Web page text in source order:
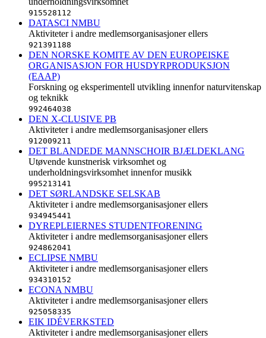
915528112
DATASCI NMBU
Aktiviteter i andre medlemsorganisasjoner ellers
921391188
DEN NORSKE KOMITE AV DEN EUROPEISKE
ORGANISASJON FOR HUSDYRPRODUKSJON
(EAAP)
Forskning og eksperimentell utvikling innenfor naturvitenskap
og teknikk
992464038
DEN X-CLUSIVE PB
Aktiviteter i andre medlemsorganisasjoner ellers
912009211
DET BLANDEDE MANNSCHOIR BJÆLDEKLANG
Utøvende kunstnerisk virksomhet og
underholdningsvirksomhet innenfor musikk
995213141
DET SØRLANDSKE SELSKAB
Aktiviteter i andre medlemsorganisasjoner ellers
934945441
DYREPLEIERNES STUDENTFORENING
Aktiviteter i andre medlemsorganisasjoner ellers
924862041
ECLIPSE NMBU
Aktiviteter i andre medlemsorganisasjoner ellers
934310152
ECONA NMBU
Aktiviteter i andre medlemsorganisasjoner ellers
925058335
EIK IDÉVERKSTED
Aktiviteter i andre medlemsorganisasjoner ellers